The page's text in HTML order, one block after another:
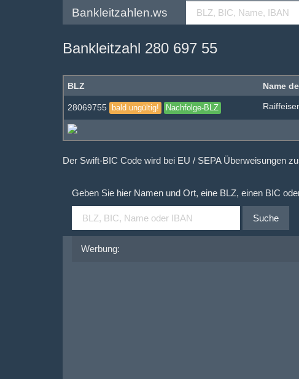
Bankleitzahlen.ws
Bankleitzahl 280 697 55
BLZ Name
28069755 bald ungültig! Nachfolge-BLZ
Der Swift-BIC Code wird bei EU / SEPA Überweisungen
Geben Sie hier Namen und Ort, eine BLZ, einen BIC
Suche
Werbung: